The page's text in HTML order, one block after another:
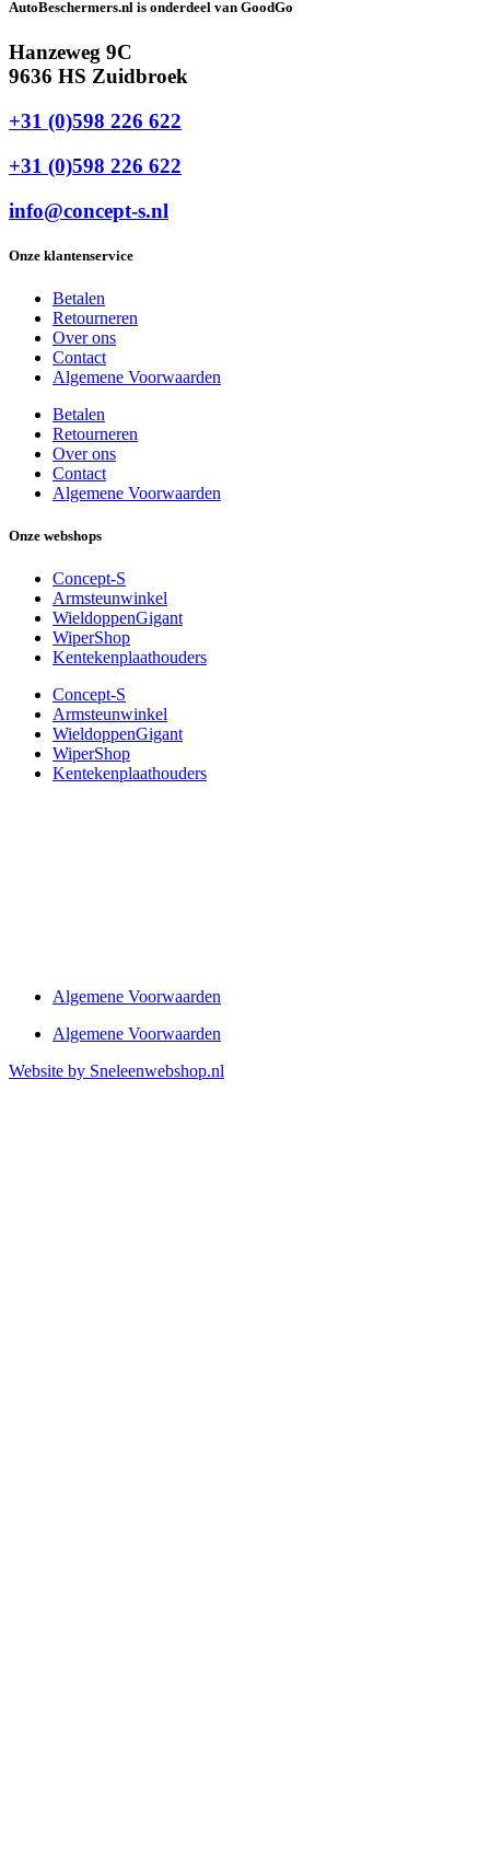
AutoBeschermers.nl is onderdeel van GoodGo
Hanzeweg 9C
9636 HS Zuidbroek
+31 (0)598 226 622
+31 (0)598 226 622
info@concept-s.nl
Onze klantenservice
Betalen
Retourneren
Over ons
Contact
Algemene Voorwaarden
Betalen
Retourneren
Over ons
Contact
Algemene Voorwaarden
Onze webshops
Concept-S
Armsteunwinkel
WieldoppenGigant
WiperShop
Kentekenplaathouders
Concept-S
Armsteunwinkel
WieldoppenGigant
WiperShop
Kentekenplaathouders
Algemene Voorwaarden
Algemene Voorwaarden
Website by Sneleenwebshop.nl